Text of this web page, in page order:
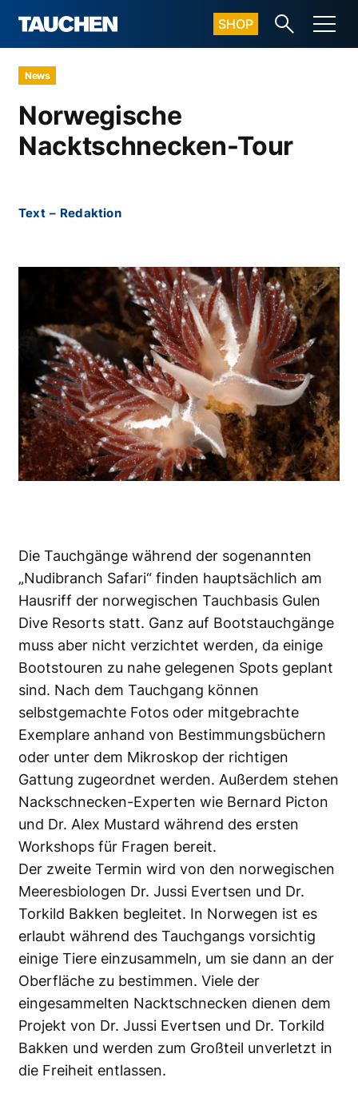
SHOP
News
Norwegische
Nacktschnecken-Tour
Text – Redaktion
Die Tauchgänge während der sogenannten
„Nudibranch Safari“ finden hauptsächlich am
Hausriff der norwegischen Tauchbasis Gulen
Dive Resorts statt. Ganz auf Bootstauchgänge
muss aber nicht verzichtet werden, da einige
Bootstouren zu nahe gelegenen Spots geplant
sind. Nach dem Tauchgang können
selbstgemachte Fotos oder mitgebrachte
Exemplare anhand von Bestimmungsbüchern
oder unter dem Mikroskop der richtigen
Gattung zugeordnet werden. Außerdem stehen
Nackschnecken-Experten wie Bernard Picton
und Dr. Alex Mustard während des ersten
Workshops für Fragen bereit.
Der zweite Termin wird von den norwegischen
Meeresbiologen Dr. Jussi Evertsen und Dr.
Torkild Bakken begleitet. In Norwegen ist es
erlaubt während des Tauchgangs vorsichtig
einige Tiere einzusammeln, um sie dann an der
Oberfläche zu bestimmen. Viele der
eingesammelten Nacktschnecken dienen dem
Projekt von Dr. Jussi Evertsen und Dr. Torkild
Bakken und werden zum Großteil unverletzt in
die Freiheit entlassen.